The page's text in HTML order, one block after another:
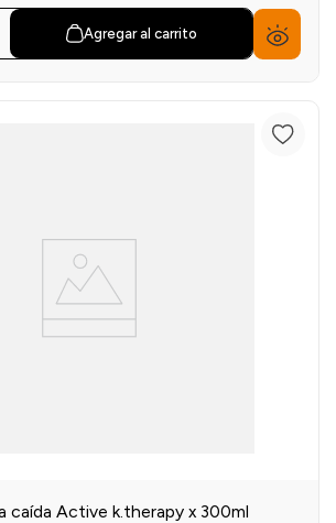
Agregar al carrito
caída Active k.therapy x 300ml